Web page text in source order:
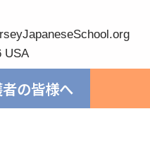
USA
の皆様へ